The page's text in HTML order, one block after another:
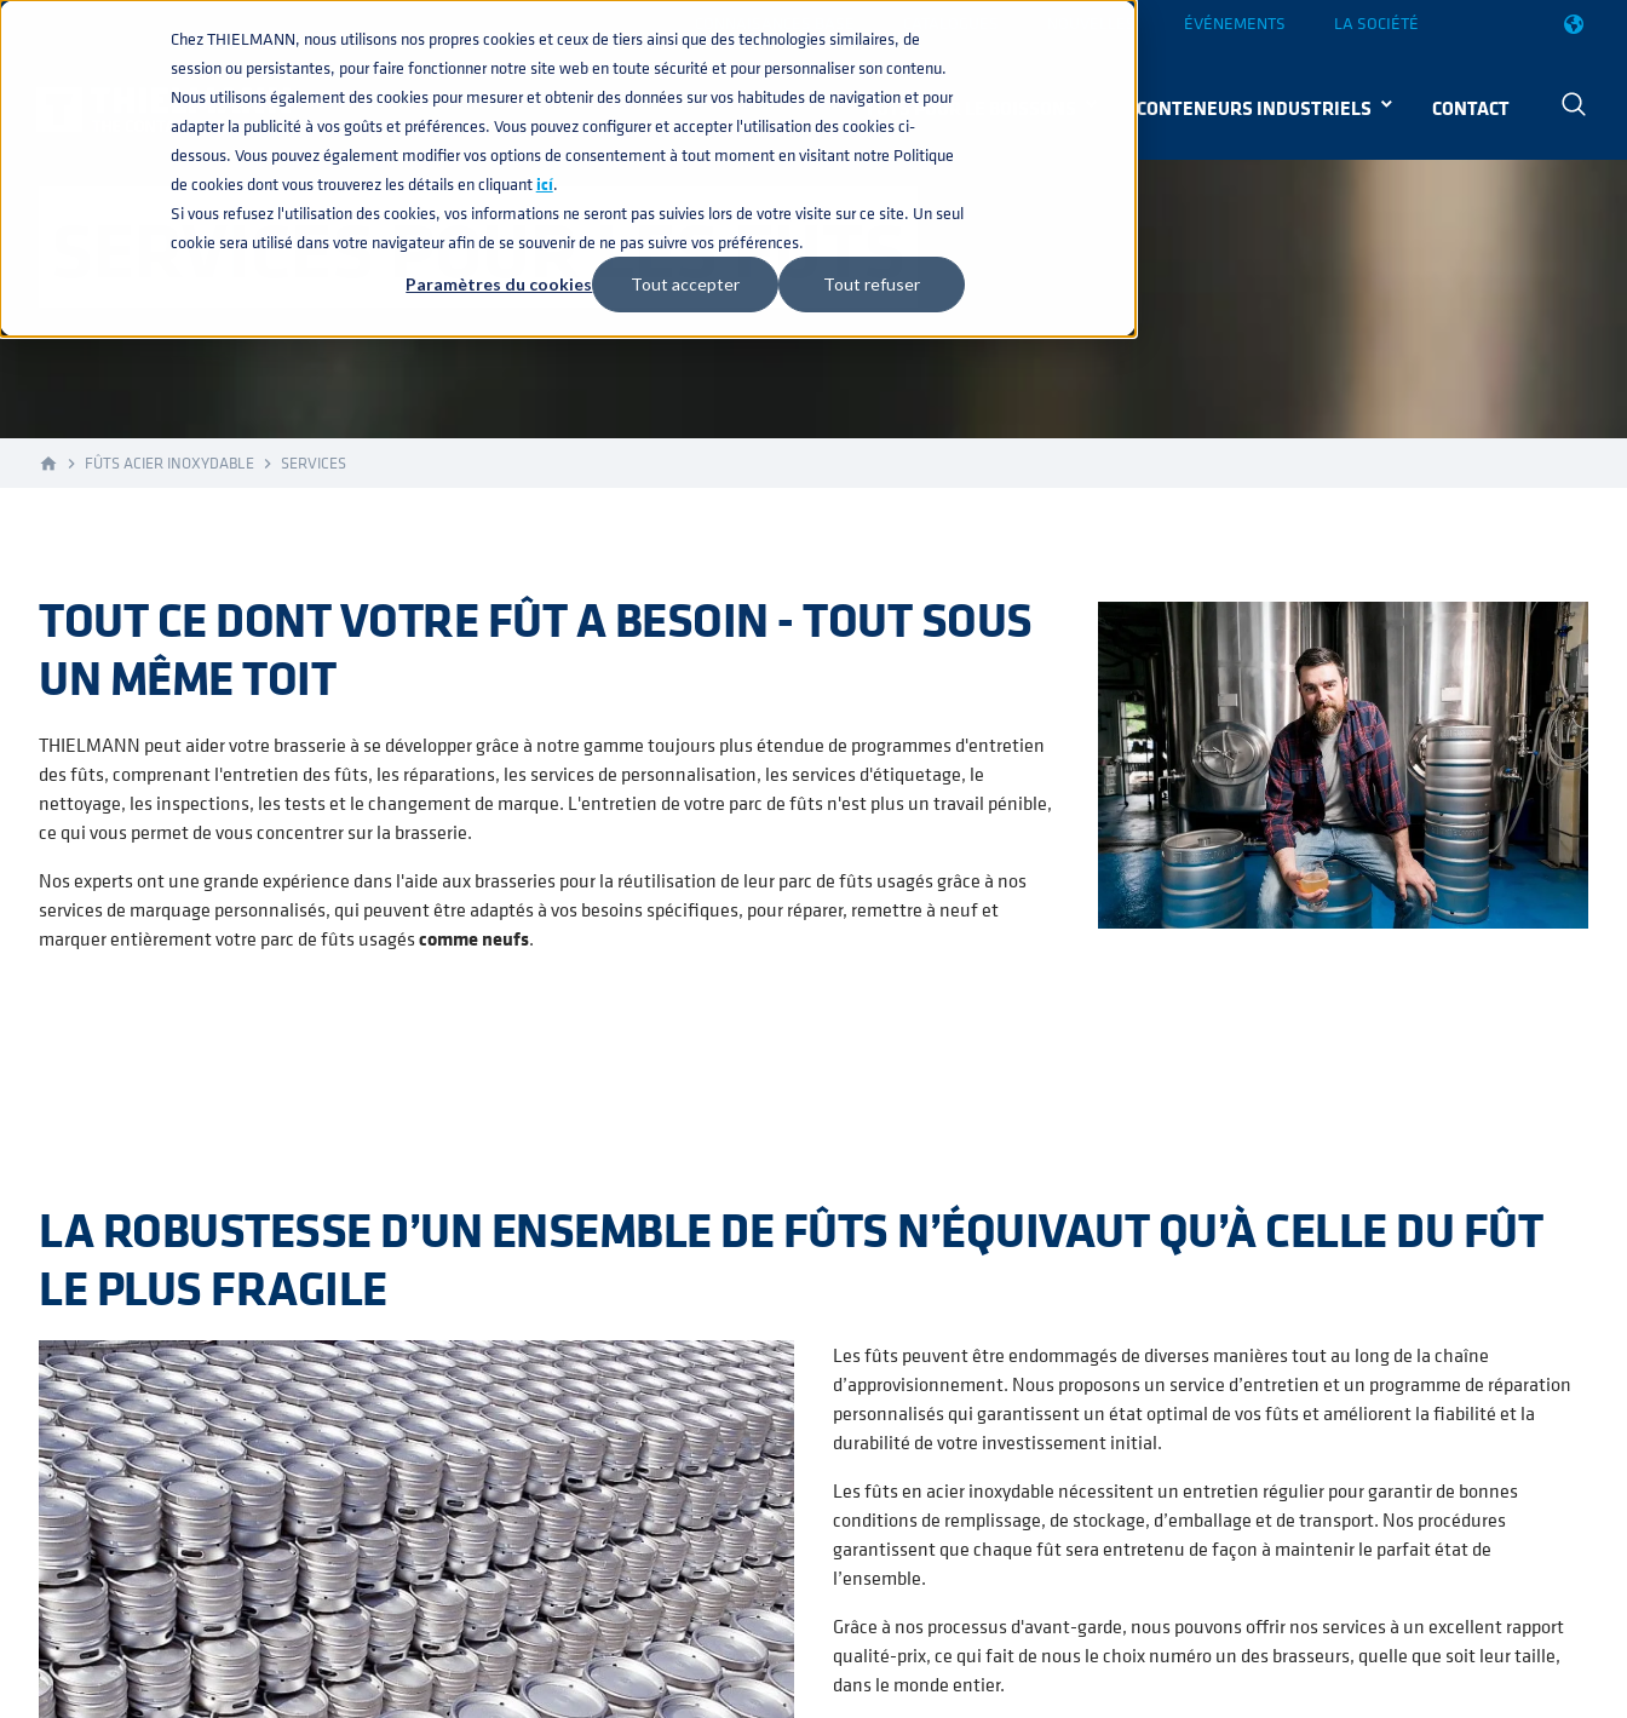
Chez THIELMANN, nous utilisons nos propres cookies et ceux de tiers ainsi que des technologies similaires, de
session ou persistantes, pour faire fonctionner notre site web en toute sécurité et pour personnaliser son contenu.
Nous utilisons également des cookies pour mesurer et obtenir des données sur vos habitudes de navigation et pour
adapter la publicité à vos goûts et préférences. Vous pouvez configurer et accepter l'utilisation des cookies ci-
dessous. Vous pouvez également modifier vos options de consentement à tout moment en visitant notre Politique
de cookies dont vous trouverez les détails en cliquanticí.
Si vous refusez l'utilisation des cookies, vos informations ne seront pas suivies lors de votre visite sur ce site. Un seul
cookie sera utilisé dans votre navigateur afin de se souvenir de ne pas suivre vos préférences.
Paramètres du cookies Tout accepter Tout refuser
ÉVÉNEMENTS LA SOCIÉTÉ
CARRIERES
FÛTS POUR LE BOISSONS CONTENEURS INDUSTRIELS CONTACT
SERVICES POUR LES FÛTS
home navigate_next FÛTS ACIER INOXYDABLE navigate_next SERVICES
TOUT CE DONT VOTRE FÛT A BESOIN - TOUT SOUS
UN MÊME TOIT
THIELMANN peut aider votre brasserie à se développer grâce à notre gamme toujours plus étendue de programmes d'entretien
des fûts, comprenant l'entretien des fûts, les réparations, les services de personnalisation, les services d'étiquetage, le
nettoyage, les inspections, les tests et le changement de marque. L'entretien de votre parc de fûts n'est plus un travail pénible,
ce qui vous permet de vous concentrer sur la brasserie.
Nos experts ont une grande expérience dans l'aide aux brasseries pour la réutilisation de leur parc de fûts usagés grâce à nos
services de marquage personnalisés, qui peuvent être adaptés à vos besoins spécifiques, pour réparer, remettre à neuf et
marquer entièrement votre parc de fûts usagéscomme neufs.
LA ROBUSTESSE D’UN ENSEMBLE DE FÛTS N’ÉQUIVAUT QU’À CELLE DU FÛT
LE PLUS FRAGILE
Les fûts peuvent être endommagés de diverses manières tout au long de la chaîne
d’approvisionnement. Nous proposons un service d’entretien et un programme de réparation
personnalisés qui garantissent un état optimal de vos fûts et améliorent la fiabilité et la
durabilité de votre investissement initial.
Les fûts en acier inoxydable nécessitent un entretien régulier pour garantir de bonnes
conditions de remplissage, de stockage, d’emballage et de transport. Nos procédures
garantissent que chaque fût sera entretenu de façon à maintenir le parfait état de
l’ensemble.
Grâce à nos processus d'avant-garde, nous pouvons offrir nos services à un excellent rapport
qualité-prix, ce qui fait de nous le choix numéro un des brasseurs, quelle que soit leur taille,
dans le monde entier.